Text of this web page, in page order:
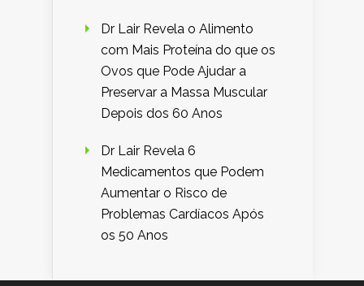
Dr Lair Revela o Alimento
com Mais Proteína do que os
Ovos que Pode Ajudar a
Preservar a Massa Muscular
Depois dos 60 Anos
Dr Lair Revela 6
Medicamentos que Podem
Aumentar o Risco de
Problemas Cardíacos Após
os 50 Anos